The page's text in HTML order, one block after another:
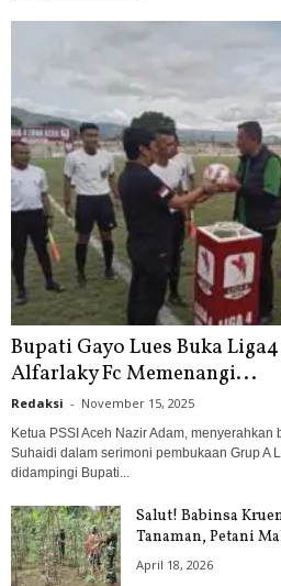
Bupati Gayo Lues Buka
Alfarlaky Fc Memenangi...
Redaksi - November 15, 2025
Ketua PSSI Aceh Nazir Adam, menyerahkan
Suhaidi dalam serimoni pembukaan Grup A
didampingi Bupati...
Salut! Babinsa
Tanaman, Petani
April 18, 2026